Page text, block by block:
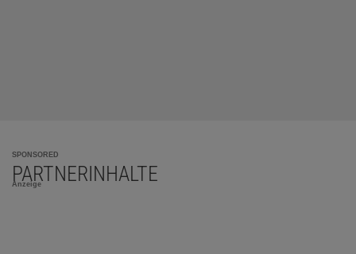
SPONSORED
PARTNERINHALTE
Anzeige